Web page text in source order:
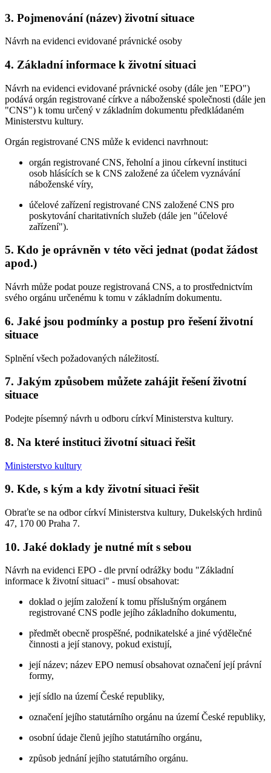
3. Pojmenování (název) životní situace
Návrh na evidenci evidované právnické osoby
4. Základní informace k životní situaci
Návrh na evidenci evidované právnické osoby (dále jen "EPO")
podává orgán registrované církve a náboženské společnosti (dále jen
"CNS") k tomu určený v základním dokumentu předkládaném
Ministerstvu kultury.
Orgán registrované CNS může k evidenci navrhnout:
orgán registrované CNS, řeholní a jinou církevní instituci
osob hlásících se k CNS založené za účelem vyznávání
náboženské víry,
účelové zařízení registrované CNS založené CNS pro
poskytování charitativních služeb (dále jen "účelové
zařízení").
5. Kdo je oprávněn v této věci jednat (podat žádost
apod.)
Návrh může podat pouze registrovaná CNS, a to prostřednictvím
svého orgánu určenému k tomu v základním dokumentu.
6. Jaké jsou podmínky a postup pro řešení životní
situace
Splnění všech požadovaných náležitostí.
7. Jakým způsobem můžete zahájit řešení životní
situace
Podejte písemný návrh u odboru církví Ministerstva kultury.
8. Na které instituci životní situaci řešit
Ministerstvo kultury
9. Kde, s kým a kdy životní situaci řešit
Obraťte se na odbor církví Ministerstva kultury, Dukelských hrdinů
47, 170 00 Praha 7.
10. Jaké doklady je nutné mít s sebou
Návrh na evidenci EPO - dle první odrážky bodu "Základní
informace k životní situaci" - musí obsahovat:
doklad o jejím založení k tomu příslušným orgánem
registrované CNS podle jejího základního dokumentu,
předmět obecně prospěšné, podnikatelské a jiné výdělečné
činnosti a její stanovy, pokud existují,
její název; název EPO nemusí obsahovat označení její právní
formy,
její sídlo na území České republiky,
označení jejího statutárního orgánu na území České republiky,
osobní údaje členů jejího statutárního orgánu,
způsob jednání jejího statutárního orgánu.